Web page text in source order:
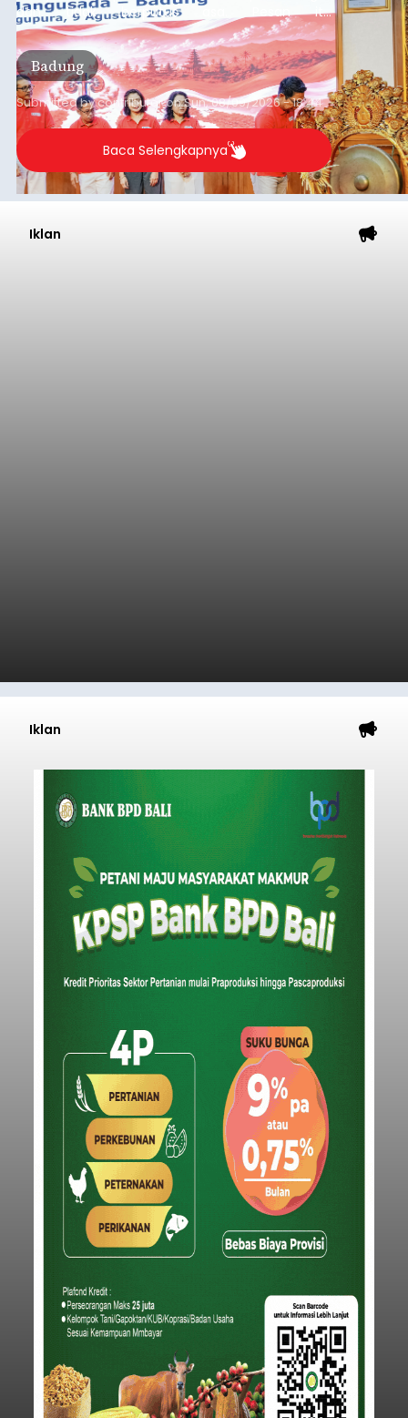
dan tidak berputus asa. Pesan itu
disampaikannya saat menghadiri Sarasehan
Pejuang Dialisis yang digelar RSD Mangusada di
Ruang Kertha Gosana, Puspem Badung, Minggu
(9/8/2026).
Badung
Submitted bycontributoronSun, 08/09/2026 - 18:44
Baca Selengkapnya
Iklan
Iklan